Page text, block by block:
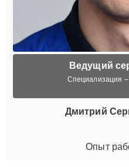
Ведущий
Специализация
Дмитрий
Опыт